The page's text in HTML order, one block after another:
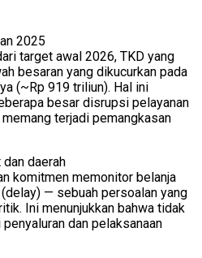
2025
target awal 2026, TKD yang
besaran yang dikucurkan pada
(~Rp 919 triliun). Hal ini
besar disrupsi pelayanan
terjadi pemangkasan
daerah
komitmen memonitor belanja
— sebuah persoalan yang
Ini menunjukkan bahwa tidak
dan pelaksanaan